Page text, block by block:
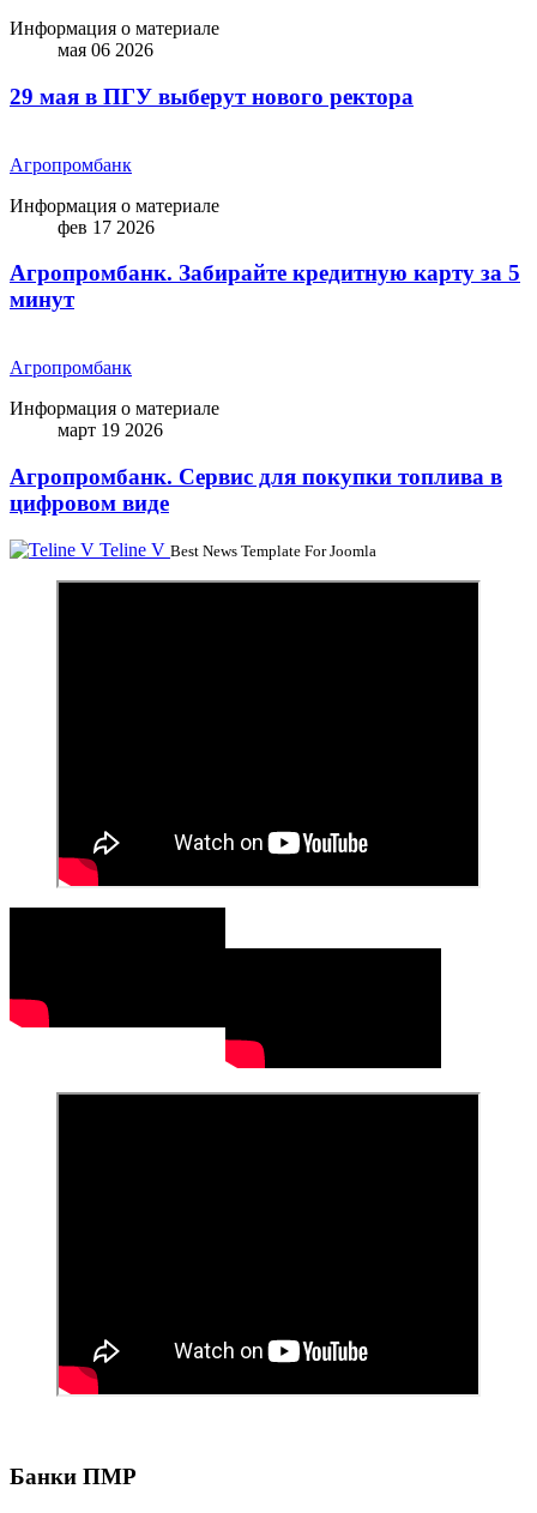
Информация о материале
мая 06 2026
29 мая в ПГУ выберут нового ректора
Агропромбанк
Информация о материале
фев 17 2026
Агропромбанк. Забирайте кредитную карту за 5
минут
Агропромбанк
Информация о материале
март 19 2026
Агропромбанк. Сервис для покупки топлива в
цифровом виде
Teline V Best News Template For Joomla
Банки ПМР